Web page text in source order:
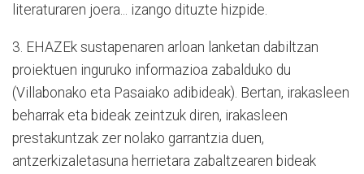
literaturaren joera... izango dituzte hizpide.
3. EHAZEk sustapenaren arloan lanketan dabiltzan
proiektuen inguruko informazioa zabalduko du
(Villabonako eta Pasaiako adibideak). Bertan, irakasleen
beharrak eta bideak zeintzuk diren, irakasleen
prestakuntzak zer nolako garrantzia duen,
antzerkizaletasuna herrietara zabaltzearen bideak